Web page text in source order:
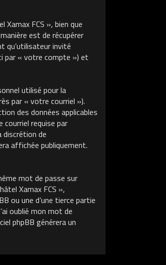
FCS », bien que
est de récupérer
qu’utilisateur invité
par « votre compte ») et
utilisé pour la
par « votre courriel »).
des données applicables
requise par
discrétion de
affichée publiquement.
mot de passe sur
Xamax FCS »,
ou une d’une tierce partie
oublié mon mot de
phpBB générera un